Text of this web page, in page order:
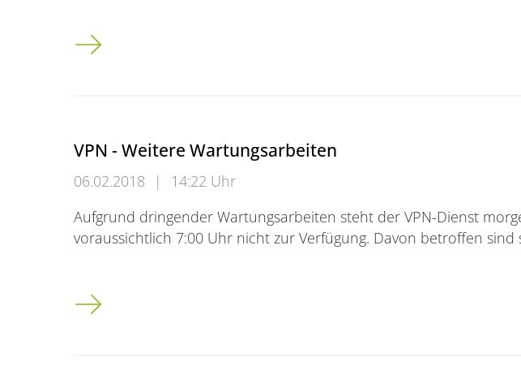
Montag, den 12.02.2018 (Rosenmontag)
VPN - Weitere Wartungsarbeiten
06.02.2018 |
14:22 Uhr
Aufgrund dringender Wartungsarbeiten steht der VPN-Dienst
voraussichtlich 7:00 Uhr nicht zur Verfügung. Davon betroffen sind
VPN - Weitere Wartungsarbeiten